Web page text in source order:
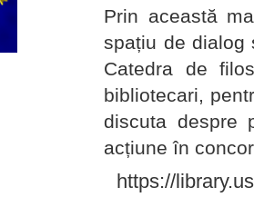
Prin această
spațiu de dialog
Catedra de
bibliotecari,
discuta despre
acțiune în
https://